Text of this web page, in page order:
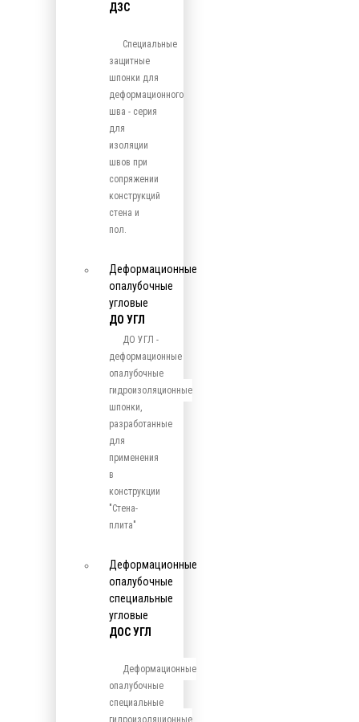
ДЗС
Специальные
защитные
шпонки для
деформационного
шва - серия
для
изоляции
швов при
сопряжении
конструкций
стена и
пол.
Деформационные
опалубочные
угловые
ДО УГЛ
ДО УГЛ -
деформационные
опалубочные
гидроизоляционные
шпонки,
разработанные
для
применения
в
конструкции
"Стена-
плита"
Деформационные
опалубочные
специальные
угловые
ДОС УГЛ
Деформационные
опалубочные
специальные